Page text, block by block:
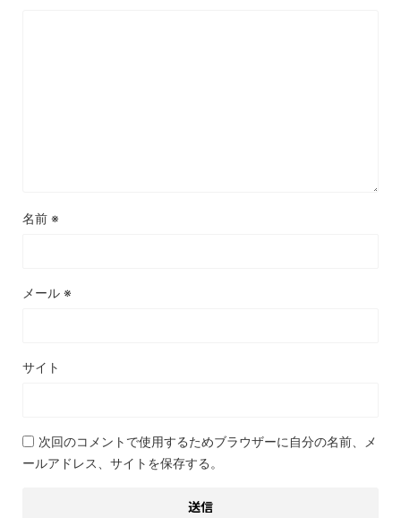
名前 ※
メール ※
サイト
次回のコメントで使用するためブラウザーに自分の名前、メ
ールアドレス、サイトを保存する。